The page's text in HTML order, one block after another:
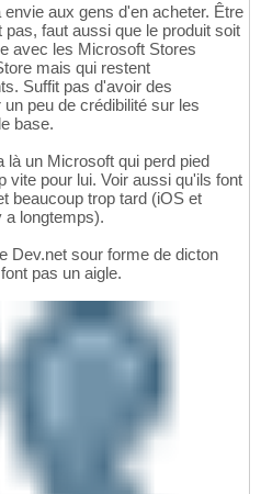
aux gens d'en acheter. Être
faut aussi que le produit soit
avec les Microsoft Stores
mais qui restent
Suffit pas d'avoir des
peu de crédibilité sur les
base.
là un Microsoft qui perd pied
vite pour lui. Voir aussi qu'ils font
beaucoup trop tard (iOS et
a longtemps).
Dev.net sour forme de dicton
pas un aigle.